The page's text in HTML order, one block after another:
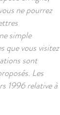
ne pourrez
simple
que vous visitez
sont
Les
1996 relative à